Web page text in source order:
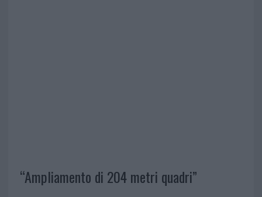
“Ampliamento di 204 metri quadri”